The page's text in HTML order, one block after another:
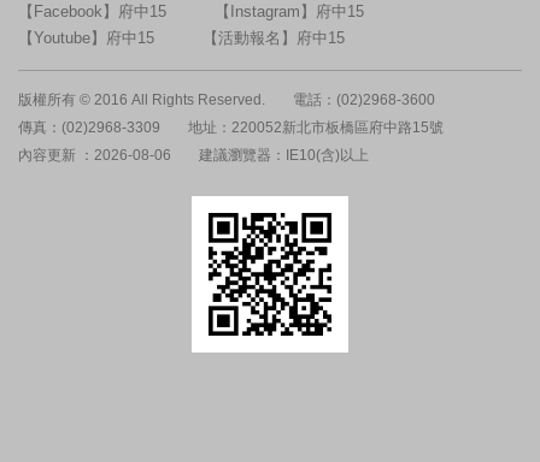
【Facebook】府中15
【Instagram】府中15
【Youtube】府中15
【活動報名】府中15
版權所有 © 2016 All Rights Reserved.
電話：(02)2968-3600
傳真：(02)2968-3309
地址：220052新北市板橋區府中路15號
內容更新 ：2026-08-06
建議瀏覽器：IE10(含)以上